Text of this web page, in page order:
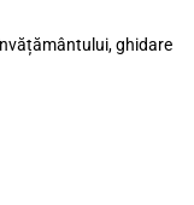
ghidare